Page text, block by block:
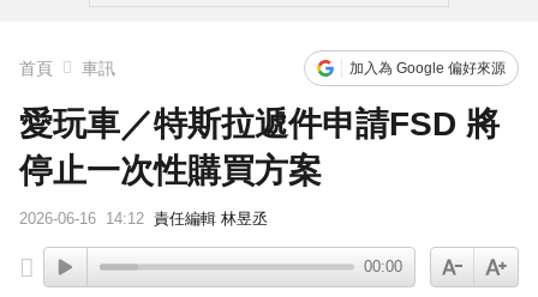
首頁 車訊 加入為 Google 偏好來源
愛玩車／特斯拉遞件申請FSD 將
停止一次性購買方案
2026-06-16 14:12 責任編輯 林昱丞
00:00